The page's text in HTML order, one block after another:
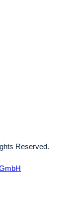
Reserved.